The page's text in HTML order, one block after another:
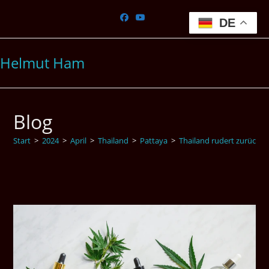
springen
Helmut Ham
Blog
Start > 2024 > April > Thailand > Pattaya > Thailand rudert zurück
DE